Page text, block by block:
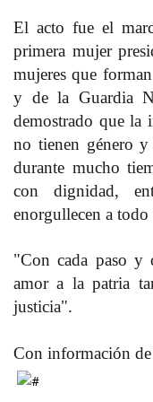
El acto fue el
primera mujer
mujeres que
y de la Guardia
demostrado que la
no tienen género y
durante mucho
con dignidad,
enorgullecen a
"Con cada paso y
amor a la patria
justicia".
Con información de